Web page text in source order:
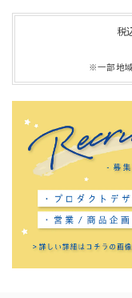
税
※一部地